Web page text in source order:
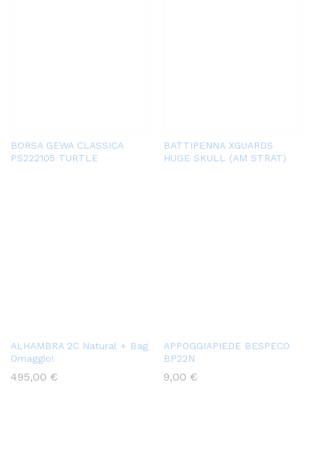
BORSA GEWA CLASSICA
PS222105 TURTLE
BATTIPENNA XGUARDS
HUGE SKULL (AM STRAT)
ALHAMBRA 2C Natural + Bag
Omaggio!
495,00 €
APPOGGIAPIEDE BESPECO
BP22N
9,00 €